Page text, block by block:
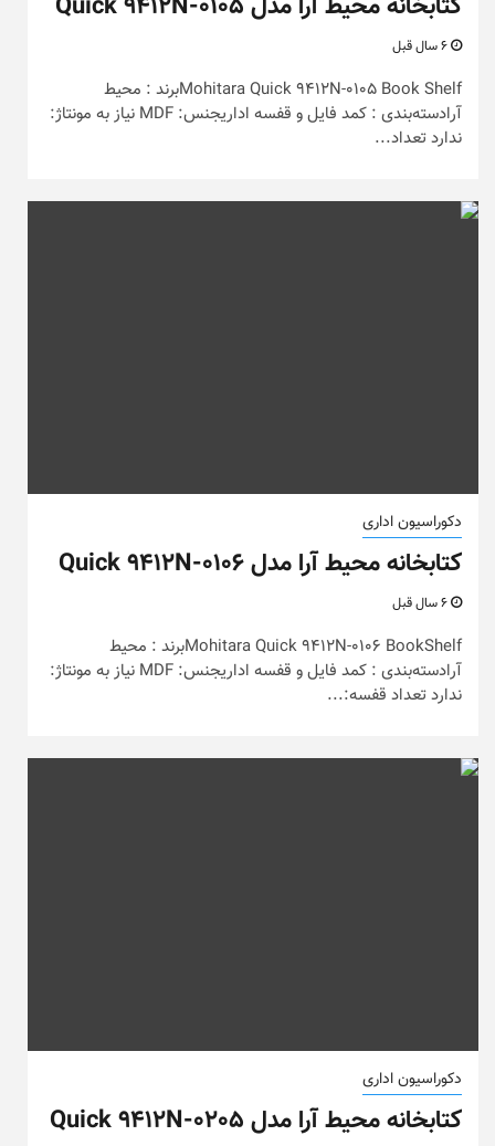
Mohitara Quick 9412N-0105 Book Shelfبرند : محیط
آرادسته‌بندی : کمد فایل و قفسه اداریجنس: MDF نیاز به مونتاژ:
ندارد تعداد...
دکوراسیون اداری
کتابخانه محیط آرا مدل Quick 9412N-0106
Mohitara Quick 9412N-0106 BookShelfبرند : محیط
آرادسته‌بندی : کمد فایل و قفسه اداریجنس: MDF نیاز به مونتاژ:
ندارد تعداد قفسه:...
دکوراسیون اداری
کتابخانه محیط آرا مدل Quick 9412N-0205